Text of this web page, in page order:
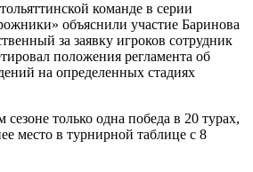
команде в серии
объяснили участие Баринова
за заявку игроков сотрудник
положения регламента об
на определенных стадиях
только одна победа в 20 турах,
место в турнирной таблице с 8